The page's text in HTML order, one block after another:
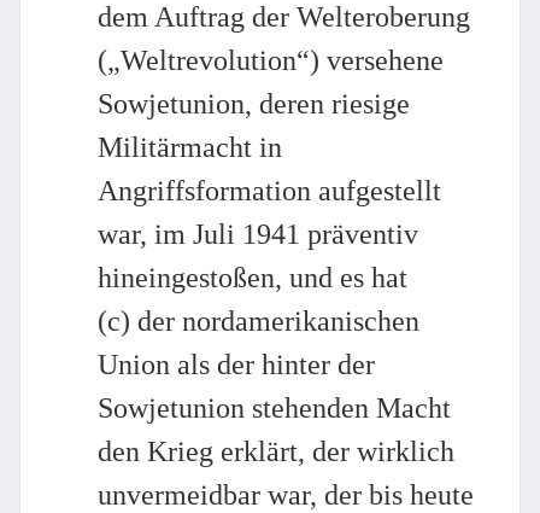
dem Auftrag der Welteroberung
(„Weltrevolution“) versehene
Sowjetunion, deren riesige
Militärmacht in
Angriffsformation aufgestellt
war, im Juli 1941 präventiv
hineingestoßen, und es hat
(c) der nordamerikanischen
Union als der hinter der
Sowjetunion stehenden Macht
den Krieg erklärt, der wirklich
unvermeidbar war, der bis heute